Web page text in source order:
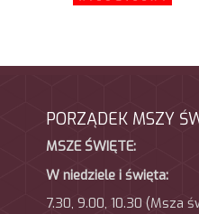
PORZĄDEK MSZY
MSZE ŚWIĘTE:
W niedziele i święta:
7.30, 9.00, 10.30 (Msza